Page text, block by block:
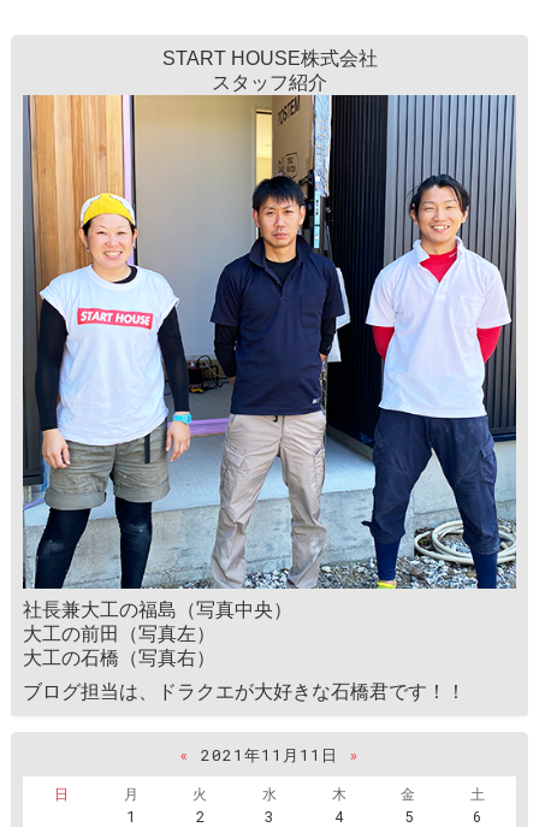
START HOUSE株式会社
スタッフ紹介
社長兼大工の福島（写真中央）
大工の前田（写真左）
大工の石橋（写真右）
ブログ担当は、ドラクエが大好きな石橋君です！！
« 2021年11月11日
»
日
月 火 水 木 金
土
1
2 3 4 5
6